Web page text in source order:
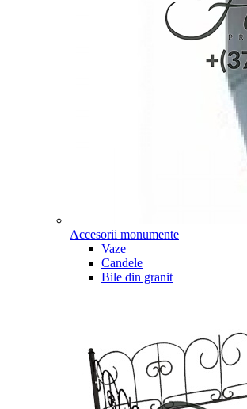
Accesorii monumente
Vaze
Candele
Bile din granit